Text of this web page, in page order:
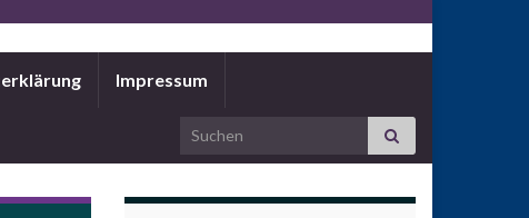
Impressum
Search for: